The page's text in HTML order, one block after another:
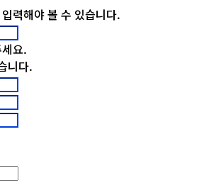
력해야 볼 수 있습니다.
요.
니다.